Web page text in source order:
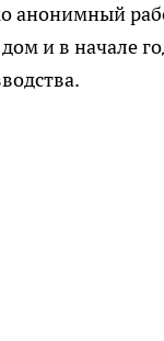
анонимный
дом и в начале